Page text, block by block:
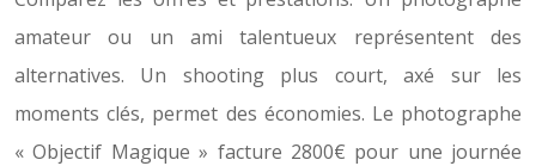
amateur ou un ami talentueux représentent des
alternatives. Un shooting plus court, axé sur les
moments clés, permet des économies. Le photographe
« Objectif Magique » facture 2800€ pour une journée